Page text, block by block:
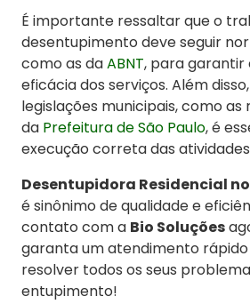
É importante ressaltar que o
desentupimento deve seguir
como as daABNT, para garantir
eficácia dos serviços. Além
legislações municipais, como
da Prefeitura de São Paulo, é
execução correta das
Desentupidora Residencial
é sinônimo de qualidade e
contato com a Bio Soluções
garanta um atendimento
resolver todos os seus
entupimento!